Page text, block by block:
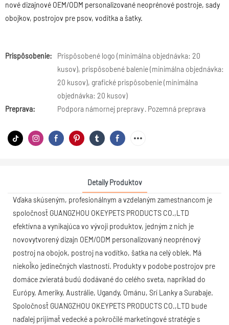
nové dizajnové OEM/ODM personalizované neoprénové postroje, sady
obojkov, postrojov pre psov, vodítka a šatky.
Prispôsobenie:
Prispôsobené logo (minimálna objednávka: 20
kusov), prispôsobené balenie (minimálna objednávka:
20 kusov), grafické prispôsobenie (minimálna
objednávka: 20 kusov)
Preprava:
Podpora námornej prepravy · Pozemná preprava
Detaily Produktov
Vďaka skúseným, profesionálnym a vzdelaným zamestnancom je
spoločnosť GUANGZHOU OKEYPETS PRODUCTS CO.,LTD
efektívna a vynikajúca vo vývoji produktov, jedným z nich je
novovytvorený dizajn OEM/ODM personalizovaný neoprénový
postroj na obojok, postroj na vodítko, šatka na celý oblek. Má
niekoľko jedinečných vlastností. Produkty v podobe postrojov pre
domáce zvieratá budú dodávané do celého sveta, napríklad do
Európy, Ameriky, Austrálie, Ugandy, Ománu, Srí Lanky a Surabaje.
Spoločnosť GUANGZHOU OKEYPETS PRODUCTS CO.,LTD bude
naďalej prijímať vedecké a pokročilé marketingové stratégie s